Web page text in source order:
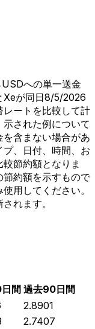
への単一送金
Xeが同日8/5/2026
ートを比較して計
された例について
含まない場合があ
、日付、時間、お
節約額となりま
約額を示すもので
用してください。
れます。
間 過去90日間
2.8901
2.7407